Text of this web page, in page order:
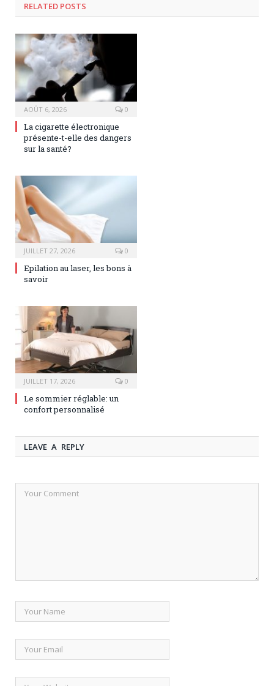
RELATED POSTS
AOÛT 6, 2026 0
La cigarette électronique
présente-t-elle des dangers
sur la santé?
JUILLET 27, 2026 0
Epilation au laser, les bons à
savoir
JUILLET 17, 2026 0
Le sommier réglable: un
confort personnalisé
LEAVE A REPLY